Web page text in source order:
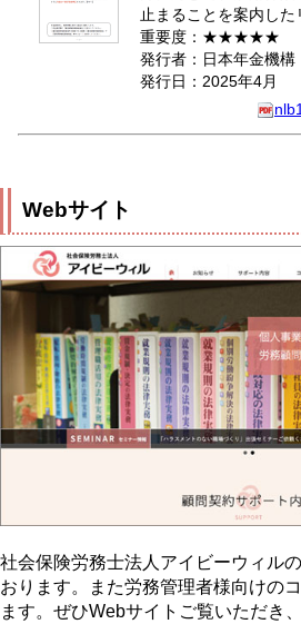
止まることを案内した
重要度：★★★★★
発行者：日本年金機構
発行日：2025年4月
Webサイト
社会保険労務士法人アイビーウィル
おります。また労務管理者様向けの
ます。ぜひWebサイトご覧いただき